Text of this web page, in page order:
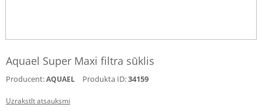
Aquael Super Maxi filtra sūklis
Producent:AQUAEL Produkta ID:34159
Uzrakstīt atsauksmi